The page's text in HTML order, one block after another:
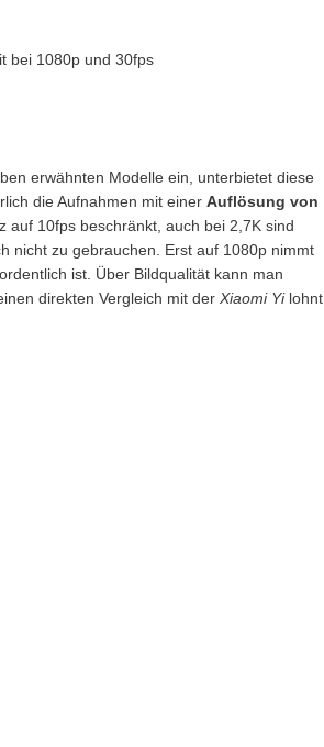
bei 1080p und 30fps
erwähnten Modelle ein, unterbietet diese
die Aufnahmen mit einer Auflösung von
auf 10fps beschränkt, auch bei 2,7K sind
nicht zu gebrauchen. Erst auf 1080p nimmt
ist. Über Bildqualität kann man
direkten Vergleich mit der Xiaomi Yilohnt